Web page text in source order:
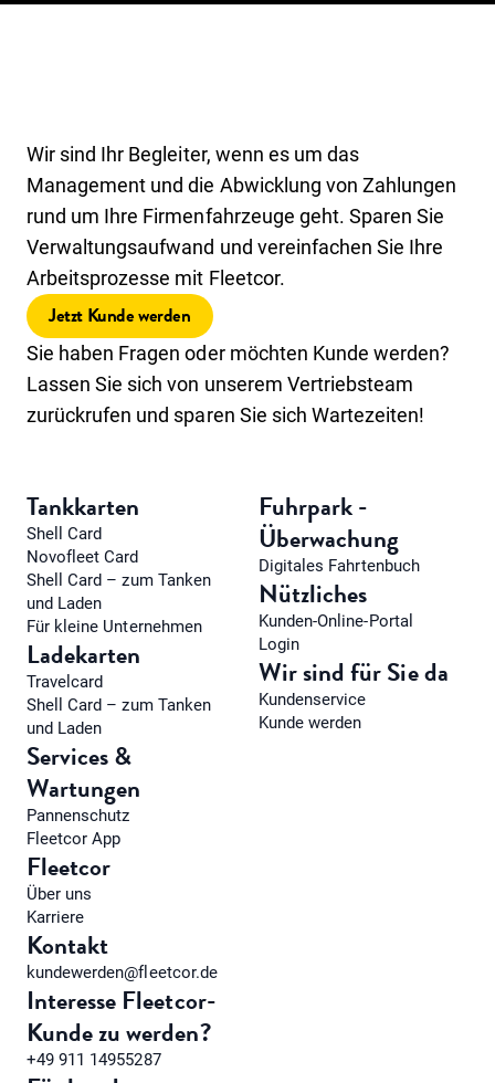
Wir sind Ihr Begleiter, wenn es um das
Management und die Abwicklung von Zahlungen
rund um Ihre Firmenfahrzeuge geht. Sparen Sie
Verwaltungsaufwand und vereinfachen Sie Ihre
Arbeitsprozesse mit Fleetcor.
Jetzt Kunde werden
Sie haben Fragen oder möchten Kunde werden?
Lassen Sie sich von unserem Vertriebsteam
zurückrufen und sparen Sie sich Wartezeiten!
Tankkarten
Shell Card
Novofleet Card
Shell Card – zum Tanken
und Laden
Für kleine Unternehmen
Ladekarten
Travelcard
Shell Card – zum Tanken
und Laden
Services &
Wartungen
Pannenschutz
Fleetcor App
Fuhrpark -
Überwachung
Digitales Fahrtenbuch
Nützliches
Kunden-Online-Portal
Login
Wir sind für Sie da
Kundenservice
Kunde werden
Fleetcor
Über uns
Karriere
Kontakt
kundewerden@fleetcor.de
Interesse Fleetcor-
Kunde zu werden?
+49 911 14955287